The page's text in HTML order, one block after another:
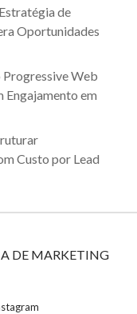
de
Oportunidades
Web
Engajamento em
Custo por Lead
DE MARKETING